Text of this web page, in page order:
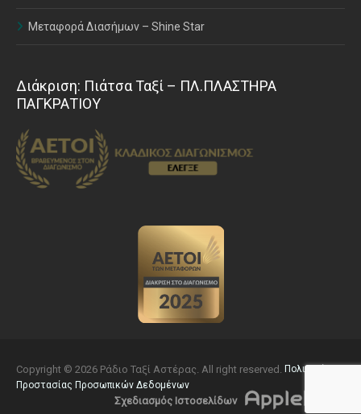
Μεταφορά Διασήμων – Shine Star
Διάκριση: Πιάτσα Ταξί – ΠΛ.ΠΛΑΣΤΗΡΑ
ΠΑΓΚΡΑΤΙΟΥ
Copyright © 2026 Ράδιο Ταξί Αστέρας. All right reserved. Πολιτική
Προστασίας Προσωπικών Δεδομένων
Σχεδιασμός Ιστοσελίδων